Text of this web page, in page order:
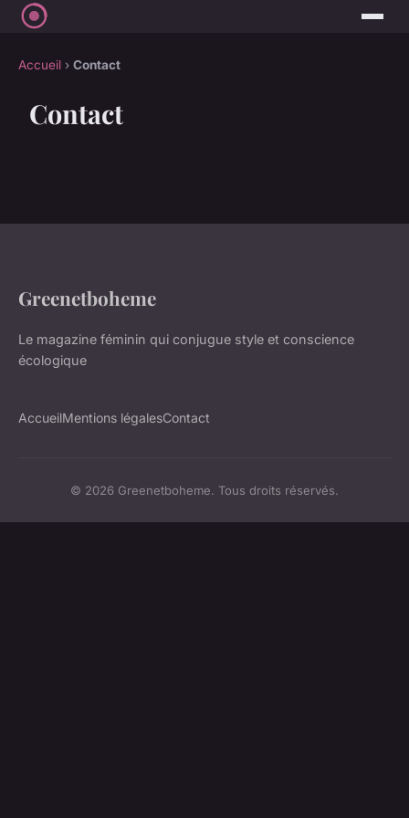
Accueil › Contact
Contact
Greenetboheme
Le magazine féminin qui conjugue style et conscience
écologique
AccueilMentions légalesContact
© 2026 Greenetboheme. Tous droits réservés.